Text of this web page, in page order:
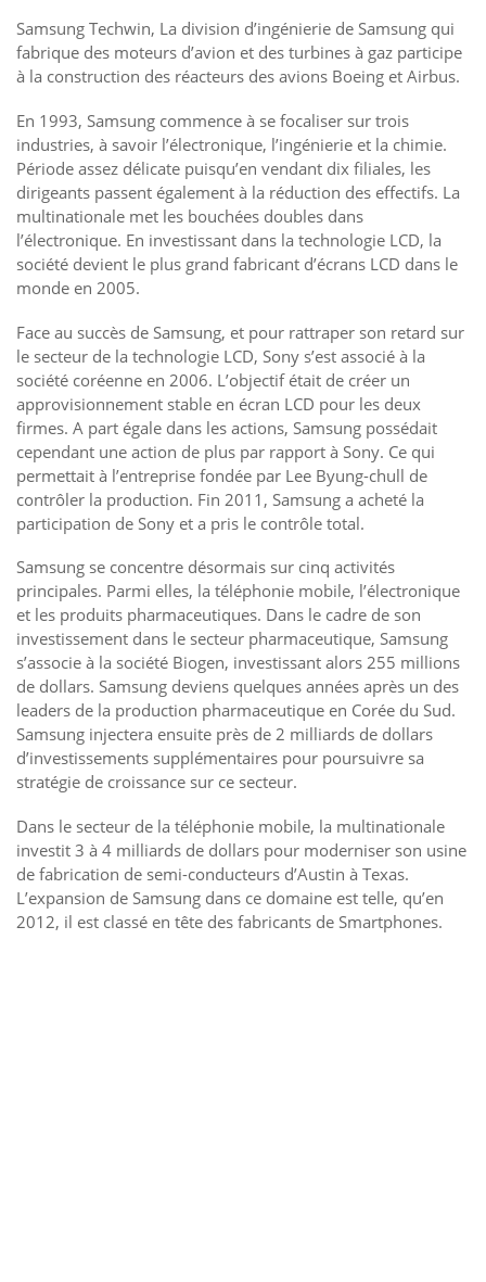
Samsung Techwin, La division d’ingénierie de Samsung qui
fabrique des moteurs d’avion et des turbines à gaz participe
à la construction des réacteurs des avions Boeing et Airbus.
En 1993, Samsung commence à se focaliser sur trois
industries, à savoir l’électronique, l’ingénierie et la chimie.
Période assez délicate puisqu’en vendant dix filiales, les
dirigeants passent également à la réduction des effectifs. La
multinationale met les bouchées doubles dans
l’électronique. En investissant dans la technologie LCD, la
société devient le plus grand fabricant d’écrans LCD dans le
monde en 2005.
Face au succès de Samsung, et pour rattraper son retard sur
le secteur de la technologie LCD, Sony s’est associé à la
société coréenne en 2006. L’objectif était de créer un
approvisionnement stable en écran LCD pour les deux
firmes. A part égale dans les actions, Samsung possédait
cependant une action de plus par rapport à Sony. Ce qui
permettait à l’entreprise fondée par Lee Byung-chull de
contrôler la production. Fin 2011, Samsung a acheté la
participation de Sony et a pris le contrôle total.
Samsung se concentre désormais sur cinq activités
principales. Parmi elles, la téléphonie mobile, l’électronique
et les produits pharmaceutiques. Dans le cadre de son
investissement dans le secteur pharmaceutique, Samsung
s’associe à la société Biogen, investissant alors 255 millions
de dollars. Samsung deviens quelques années après un des
leaders de la production pharmaceutique en Corée du Sud.
Samsung injectera ensuite près de 2 milliards de dollars
d’investissements supplémentaires pour poursuivre sa
stratégie de croissance sur ce secteur.
Dans le secteur de la téléphonie mobile, la multinationale
investit 3 à 4 milliards de dollars pour moderniser son usine
de fabrication de semi-conducteurs d’Austin à Texas.
L’expansion de Samsung dans ce domaine est telle, qu’en
2012, il est classé en tête des fabricants de Smartphones.